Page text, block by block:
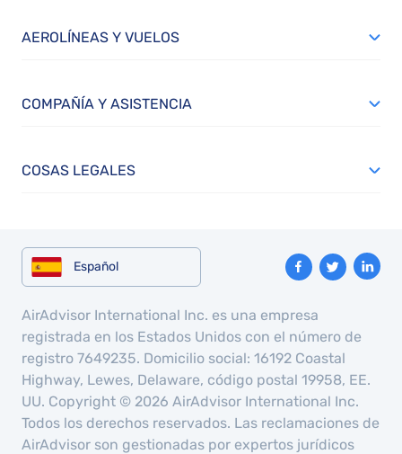
AEROLÍNEAS Y VUELOS
COMPAÑÍA Y ASISTENCIA
COSAS LEGALES
Español
AirAdvisor International Inc. es una empresa
registrada en los Estados Unidos con el número de
registro 7649235. Domicilio social: 16192 Coastal
Highway, Lewes, Delaware, código postal 19958, EE.
UU. Copyright © 2026 AirAdvisor International Inc.
Todos los derechos reservados. Las reclamaciones de
AirAdvisor son gestionadas por expertos jurídicos